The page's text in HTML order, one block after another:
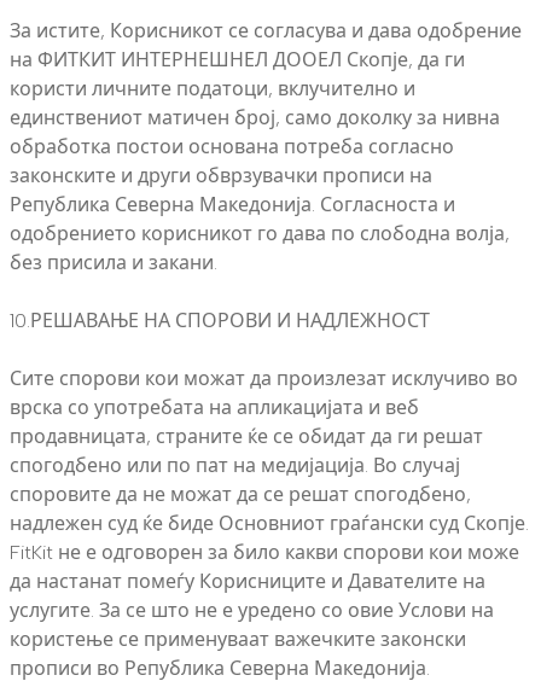
За истите, Корисникот се согласува и дава одобрение
на ФИТКИТ ИНТЕРНЕШНЕЛ ДООЕЛ Скопје, да ги
користи личните податоци, вклучително и
единствениот матичен број, само доколку за нивна
обработка постои основана потреба согласно
законските и други обврзувачки прописи на
Република Северна Македонија. Согласноста и
одобрението корисникот го дава по слободна волја,
без присила и закани.
10.РЕШАВАЊЕ НА СПОРОВИ И НАДЛЕЖНОСТ
Сите спорови кои можат да произлезат исклучиво во
врска со употребата на апликацијата и веб
продавницата, страните ќе се обидат да ги решат
спогодбено или по пат на медијација. Во случај
споровите да не можат да се решат спогодбено,
надлежен суд ќе биде Основниот граѓански суд Скопје.
FitKit не е одговорен за било какви спорови кои може
да настанат помеѓу Корисниците и Давателите на
услугите. За се што не е уредено со овие Услови на
користење се применуваат важечките законски
прописи во Република Северна Македонија.